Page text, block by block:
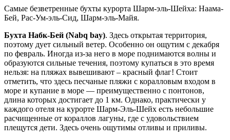
Самые безветренные бухты курорта Шарм-эль-Шейха: Наама-
Бей, Рас-Ум-эль-Сид, Шарм-эль-Майя.
Бухта Набк-Бей (Nabq bay). Здесь открытая территория,
поэтому дует сильный ветер. Особенно он ощутим с декабря
по февраль. Иногда из-за него в море поднимаются волны и
образуются сильные течения, поэтому купаться в это время
нельзя: на пляжах вывешивают – красный флаг! Стоит
отметить, что здесь песчаные пляжи с коралловым входом в
море и купание в море — преимущественно с понтонов,
длина которых достигает до 1 км. Однако, практически у
каждого отеля на курорте Шарм-Эль-Шейх есть небольшие
расчищенные от кораллов лагуны, где с удовольствием
плещутся дети. Здесь очень ощутимы отливы и приливы.